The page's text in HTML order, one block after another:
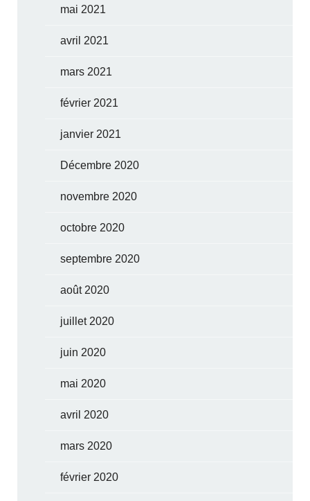
mai 2021
avril 2021
mars 2021
février 2021
janvier 2021
Décembre 2020
novembre 2020
octobre 2020
septembre 2020
août 2020
juillet 2020
juin 2020
mai 2020
avril 2020
mars 2020
février 2020